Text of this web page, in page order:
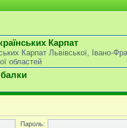
Карпат
Карпат Львівської, Івано-
областей
Пароль: